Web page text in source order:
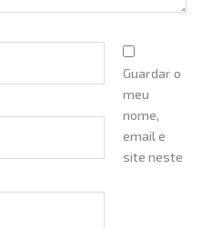
Guardar o
meu
nome,
email e
site neste